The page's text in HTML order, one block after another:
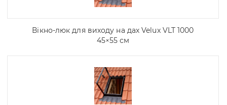
Вікно-люк для виходу на дах Velux VLT 1000
45×55 см